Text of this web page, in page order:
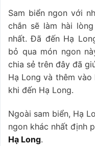
Sam biển ngon với
chắn sẽ làm hài
nhất. Đã đến Hạ
bỏ qua món ngon
chia sẻ trên đây đã
Hạ Long và thêm
khi đến Hạ Long.
Ngoài sam biển, Hạ
ngon khác nhất định
Hạ Long.